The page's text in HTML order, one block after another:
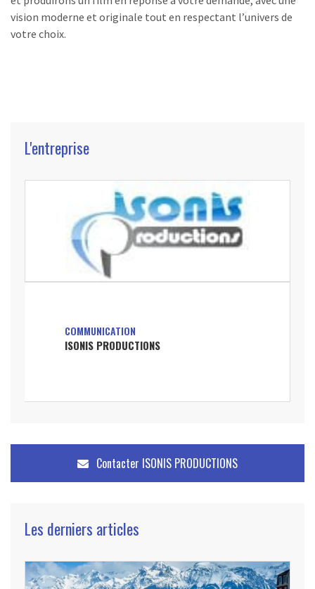
vision moderne et originale tout en respectant l’univers de
votre choix.
L'entreprise
COMMUNICATION
ISONIS PRODUCTIONS
Contacter ISONIS PRODUCTIONS
Les derniers articles